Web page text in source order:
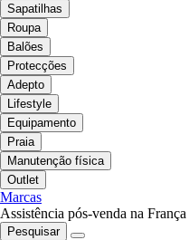
Sapatilhas
Roupa
Balões
Protecções
Adepto
Lifestyle
Equipamento
Praia
Manutenção física
Outlet
Marcas
Assistência pós-venda na França
Pesquisar